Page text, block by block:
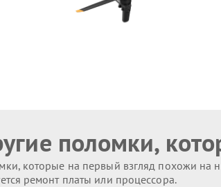
поломки,
которые на первый взгляд похожи на
ремонт платы или процессора.